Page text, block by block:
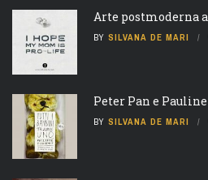
Arte
BY SILVANA DE MARI
Peter Pan e Pauline
BY SILVANA DE MARI